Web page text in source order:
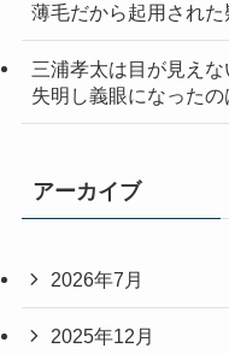
薄毛だから起用された
三浦孝太は目が見え
失明し義眼になった
アーカイブ
2026年7月
2025年12月